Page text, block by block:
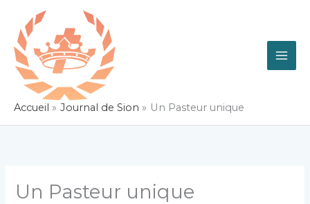
contenu
Accueil Journal de Sion Un Pasteur unique
Un Pasteur unique